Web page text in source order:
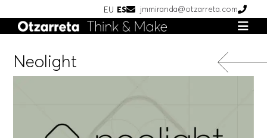
EU ES jmmiranda@otzarreta.com
Neolight